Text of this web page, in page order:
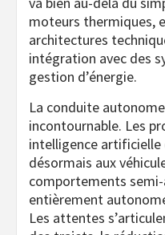
moteurs thermiques,
architectures
intégration avec des
gestion d’énergie.
La conduite
incontournable. Les
intelligence
désormais aux
comportements
entièrement
Les attentes